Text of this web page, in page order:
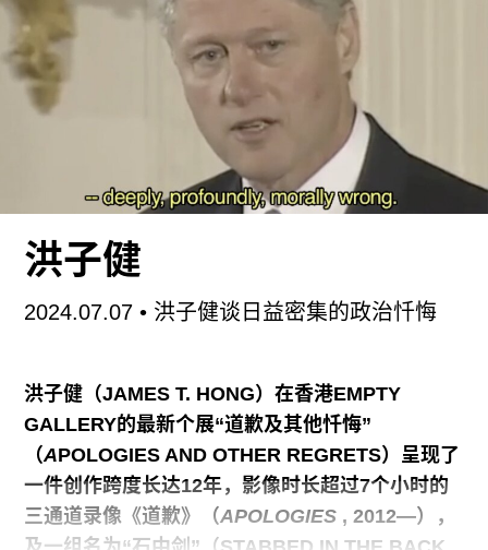
利亚姆·吉利克很早就把艺术家小说作为视觉艺术的
一种媒介，而非一种文学类型使用。他的创作涵盖
装置、录像以及合作项目，主要探讨生产的问题与
现代性失灵的各面向。写作在吉利克的创作中一直
占据着核心地位：他发表过大量散文，以及数部小
说，包括：《伊拉斯谟迟到了》（ERASMUS IS
论岛屿/大会议中心》（
尔兰德里：ORCHARD GALLERY，1997）；《无
BOOK WORKS，2002）；《地下（未来历史碎
UNDERGROUND [FRAGMENTS OF
FUTURE HISTORIES]
）（布鲁塞尔：LES
洪子健
2024.07.07• 洪子健谈日益密集的政治忏悔
洪子健（JAMES T. HONG）在香港EMPTY
GALLERY的最新个展“道歉及其他忏悔”
（APOLOGIES AND OTHER REGRETS）呈现了
一件创作跨度长达12年，影像时长超过7个小时的
三通道录像《道歉》（APOLOGIES , 2012—），